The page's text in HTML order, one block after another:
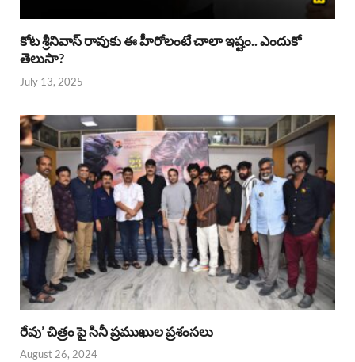
కోట శ్రీనివాస్ రావుకు ఈ హీరోలంటే చాలా ఇష్టం.. ఎందుకో
తెలుసా?
July 13, 2025
రేవు’ చిత్రం పై సినీ ప్రముఖుల ప్రశంసలు
August 26, 2024